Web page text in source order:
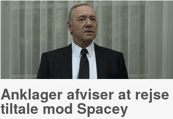
Anklager afviser at rejse
tiltale mod Spacey